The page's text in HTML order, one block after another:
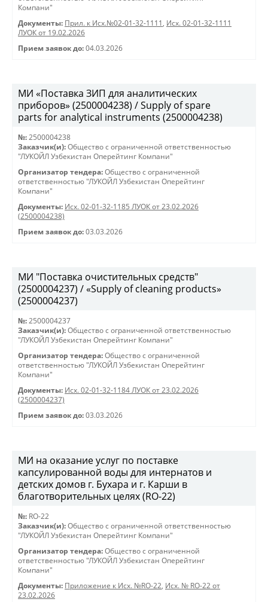
Компани"
Документы: Прил. к Исх.№02-01-32-1111 , Исх. 02-01-32-1111
ЛУОК от 19.02.2026
Прием заявок до: 04.03.2026
МИ «Поставка ЗИП для аналитических
приборов» (2500004238) / Supply of spare
parts for analytical instruments (2500004238)
№: 2500004238
Заказчик(и): Общество с ограниченной ответственностью
"ЛУКОЙЛ Узбекистан Оперейтинг Компани"
Организатор тендера: Общество с ограниченной
ответственностью "ЛУКОЙЛ Узбекистан Оперейтинг
Компани"
Документы: Исх. 02-01-32-1185 ЛУОК от 23.02.2026
(2500004238)
Прием заявок до: 03.03.2026
МИ "Поставка очистительных средств"
(2500004237) / «Supply of cleaning products»
(2500004237)
№: 2500004237
Заказчик(и): Общество с ограниченной ответственностью
"ЛУКОЙЛ Узбекистан Оперейтинг Компани"
Организатор тендера: Общество с ограниченной
ответственностью "ЛУКОЙЛ Узбекистан Оперейтинг
Компани"
Документы: Исх. 02-01-32-1184 ЛУОК от 23.02.2026
(2500004237)
Прием заявок до: 03.03.2026
МИ на оказание услуг по поставке
капсулированной воды для интернатов и
детских домов г. Бухара и г. Карши в
благотворительных целях (RO-22)
№: RO-22
Заказчик(и): Общество с ограниченной ответственностью
"ЛУКОЙЛ Узбекистан Оперейтинг Компани"
Организатор тендера: Общество с ограниченной
ответственностью "ЛУКОЙЛ Узбекистан Оперейтинг
Компани"
Документы: Приложение к Исх. №RO-22, Исх. № RO-22 от
23.02.2026